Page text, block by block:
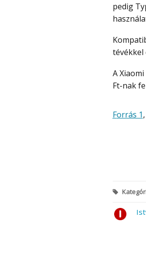
pedig
Kompatibilitás terén a cég szerint széles körben használható Xiaomi és REDMI
tévékkel
A Xiaomi Bluetooth Remote 2 Pro Kínában 99 jüanért kapható, ami nagyjából 4700
Ft-nak
Forrás 1,